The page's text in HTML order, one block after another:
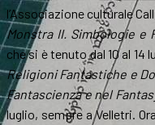
l’Associazione culturale
Monstra II. Simbologie e
che si è tenuto dal 10 al 14
Religioni Fantastiche e
Fantascienza e nel
luglio, sempre a Velletri.